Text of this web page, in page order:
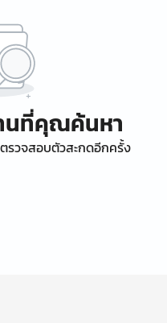
นที่คุณค้นหา
รวจสอบตัวสะกดอีกครั้ง